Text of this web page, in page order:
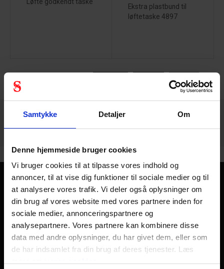
Samtykke Detaljer Om
Denne hjemmeside bruger cookies
Vi bruger cookies til at tilpasse vores indhold og
annoncer, til at vise dig funktioner til sociale medier og til
at analysere vores trafik. Vi deler også oplysninger om
din brug af vores website med vores partnere inden for
sociale medier, annonceringspartnere og
analysepartnere. Vores partnere kan kombinere disse
data med andre oplysninger, du har givet dem, eller som
de har indsamlet fra din brug af deres tjenester. Læs
Løfte godkendt taske
Ekstra plastbund til
løftetaske 4897
Kom sikkert hjem - hver dag
Personlig sikkerhed handler kort sagt om at komme sikkert
hjem fra arbejde hver dag, året rundt. Der skal kun en
skæbnesvanger dag til at ændre et helt liv og alle liv
omkring det. Derfor finder du hos os i Stennevad personligt
sikkerhedsudstyr såsomarbejdshandsker ,
sikkerhedshjelme,sikkerhedsskoogåndedrætsværn af